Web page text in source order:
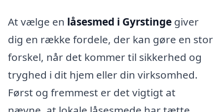
At vælge en låsesmed i Gyrstinge giver
dig en række fordele, der kan gøre en stor
forskel, når det kommer til sikkerhed og
tryghed i dit hjem eller din virksomhed.
Først og fremmest er det vigtigt at